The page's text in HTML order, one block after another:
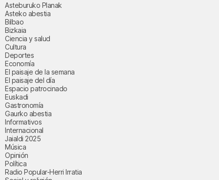
Asteburuko Planak
Asteko abestia
Bilbao
Bizkaia
Ciencia y salud
Cultura
Deportes
Economía
El paisaje de la semana
El paisaje del día
Espacio patrocinado
Euskadi
Gastronomía
Gaurko abestia
Informativos
Internacional
Jaialdi 2025
Música
Opinión
Política
Radio Popular-Herri Irratia